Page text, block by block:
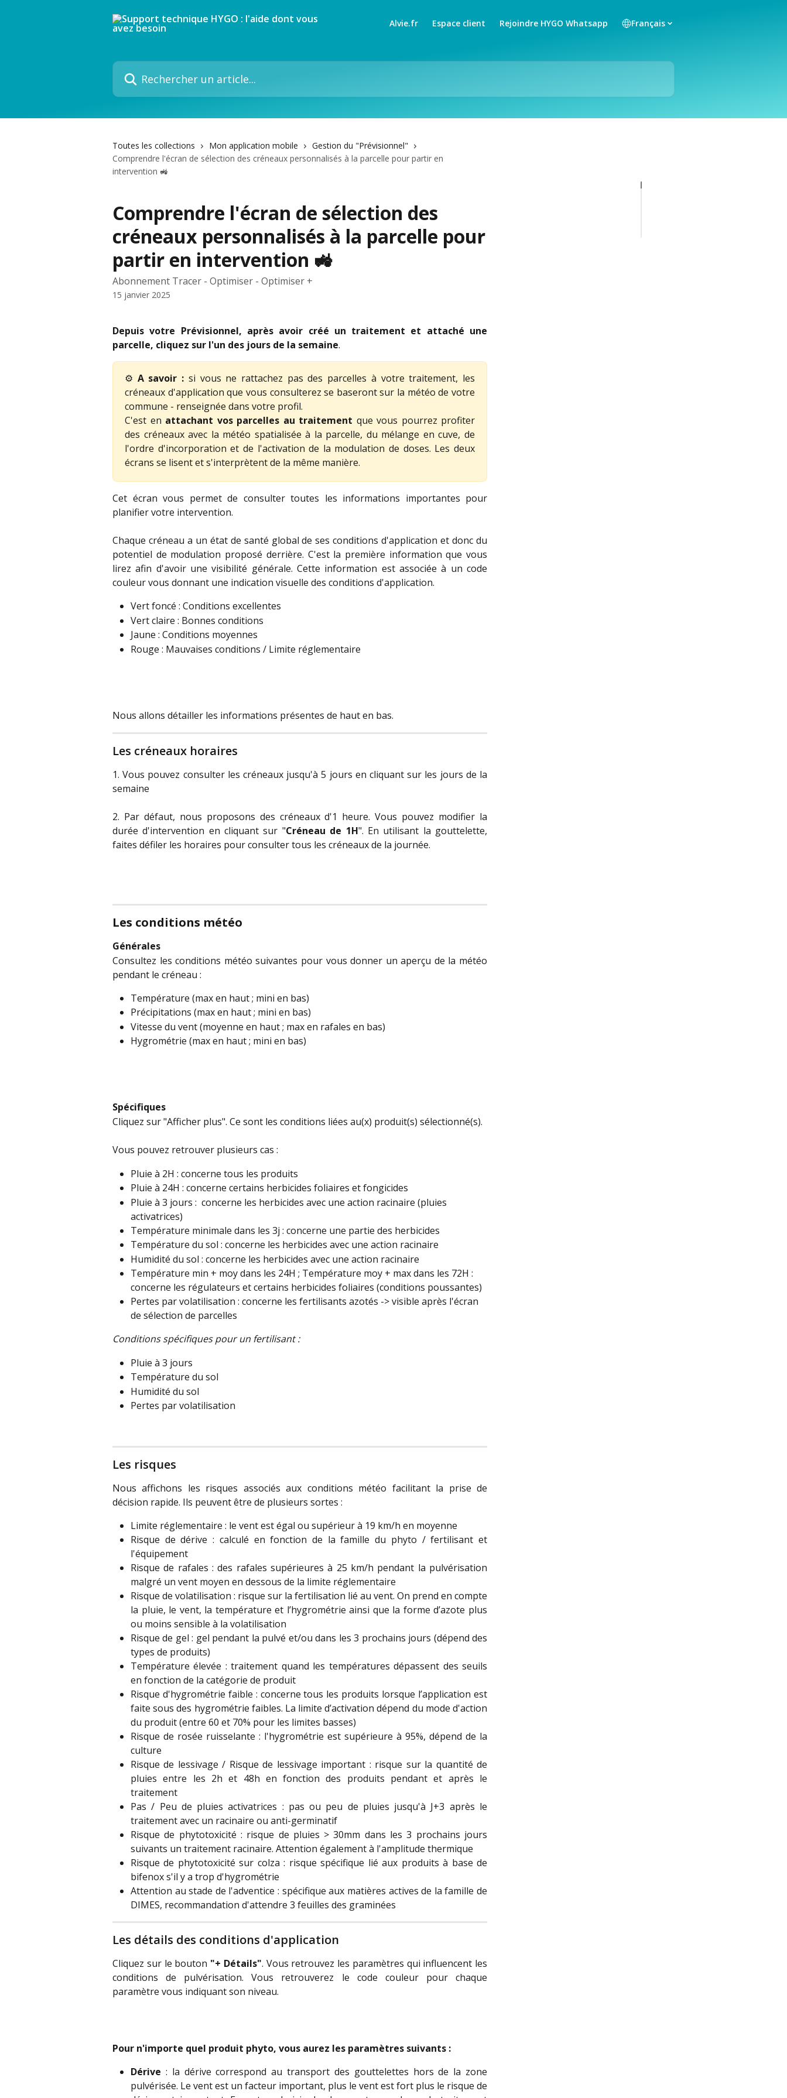
Alvie.fr Espace client Rejoindre HYGO Whatsapp Français
Rechercher un article...
Toutes les collections Mon application mobile
Gestion du "Prévisionnel"
Comprendre l'écran de sélection des créneaux personnalisés à la parcelle pour partir en
intervention 🚜
Comprendre l'écran de sélection des
créneaux personnalisés à la parcelle pour
partir en intervention 🚜
Abonnement Tracer - Optimiser - Optimiser +
15 janvier 2025
Depuis votre Prévisionnel, après avoir créé un traitement et attaché une
parcelle, cliquez sur l'un des jours de la semaine.
⚙️ A savoir : si vous ne rattachez pas des parcelles à votre traitement, les
créneaux d'application que vous consulterez se baseront sur la météo de votre
commune - renseignée dans votre profil.
C'est en attachant vos parcelles au traitement que vous pourrez profiter
des créneaux avec la météo spatialisée à la parcelle, du mélange en cuve, de
l'ordre d'incorporation et de l'activation de la modulation de doses. Les deux
écrans se lisent et s'interprètent de la même manière.
Cet écran vous permet de consulter toutes les informations importantes pour
planifier votre intervention.
Chaque créneau a un état de santé global de ses conditions d'application et donc du
potentiel de modulation proposé derrière. C'est la première information que vous
lirez afin d'avoir une visibilité générale. Cette information est associée à un code
couleur vous donnant une indication visuelle des conditions d'application.
Vert foncé : Conditions excellentes
Vert claire : Bonnes conditions
Jaune : Conditions moyennes
Rouge : Mauvaises conditions / Limite réglementaire
Nous allons détailler les informations présentes de haut en bas.
Les créneaux horaires
1. Vous pouvez consulter les créneaux jusqu'à 5 jours en cliquant sur les jours de la
semaine
2. Par défaut, nous proposons des créneaux d'1 heure. Vous pouvez modifier la
durée d'intervention en cliquant sur "Créneau de 1H". En utilisant la gouttelette,
faites défiler les horaires pour consulter tous les créneaux de la journée.
Les conditions météo
Générales
Consultez les conditions météo suivantes pour vous donner un aperçu de la météo
pendant le créneau :
Température (max en haut ; mini en bas)
Précipitations (max en haut ; mini en bas)
Vitesse du vent (moyenne en haut ; max en rafales en bas)
Hygrométrie (max en haut ; mini en bas)
Spécifiques
Cliquez sur "Afficher plus". Ce sont les conditions liées au(x) produit(s) sélectionné(s).
Vous pouvez retrouver plusieurs cas :
Pluie à 2H : concerne tous les produits
Pluie à 24H : concerne certains herbicides foliaires et fongicides
Pluie à 3 jours :  concerne les herbicides avec une action racinaire (pluies
activatrices)
Température minimale dans les 3j : concerne une partie des herbicides
Température du sol : concerne les herbicides avec une action racinaire
Humidité du sol : concerne les herbicides avec une action racinaire
Température min + moy dans les 24H ; Température moy + max dans les 72H :
concerne les régulateurs et certains herbicides foliaires (conditions poussantes)
Pertes par volatilisation : concerne les fertilisants azotés -> visible après l'écran
de sélection de parcelles
Conditions spécifiques pour un fertilisant :
Pluie à 3 jours
Température du sol
Humidité du sol
Pertes par volatilisation
Les risques
Nous affichons les risques associés aux conditions météo facilitant la prise de
décision rapide. Ils peuvent être de plusieurs sortes :
Limite réglementaire : le vent est égal ou supérieur à 19 km/h en moyenne
Risque de dérive : calculé en fonction de la famille du phyto / fertilisant et
l'équipement
Risque de rafales : des rafales supérieures à 25 km/h pendant la pulvérisation
malgré un vent moyen en dessous de la limite réglementaire
Risque de volatilisation : risque sur la fertilisation lié au vent. On prend en compte
la pluie, le vent, la température et l’hygrométrie ainsi que la forme d’azote plus
ou moins sensible à la volatilisation
Risque de gel : gel pendant la pulvé et/ou dans les 3 prochains jours (dépend des
types de produits)
Température élevée : traitement quand les températures dépassent des seuils
en fonction de la catégorie de produit
Risque d'hygrométrie faible : concerne tous les produits lorsque l’application est
faite sous des hygrométrie faibles. La limite d’activation dépend du mode d'action
du produit (entre 60 et 70% pour les limites basses)
Risque de rosée ruisselante : l'hygrométrie est supérieure à 95%, dépend de la
culture
Risque de lessivage / Risque de lessivage important : risque sur la quantité de
pluies entre les 2h et 48h en fonction des produits pendant et après le
traitement
Pas / Peu de pluies activatrices : pas ou peu de pluies jusqu'à J+3 après le
traitement avec un racinaire ou anti-germinatif
Risque de phytotoxicité : risque de pluies > 30mm dans les 3 prochains jours
suivants un traitement racinaire. Attention également à l'amplitude thermique
Risque de phytotoxicité sur colza : risque spécifique lié aux produits à base de
bifenox s'il y a trop d'hygrométrie
Attention au stade de l'adventice : spécifique aux matières actives de la famille de
DIMES, recommandation d'attendre 3 feuilles des graminées
Les détails des conditions d'application
Cliquez sur le bouton "+ Détails". Vous retrouvez les paramètres qui influencent les
conditions de pulvérisation. Vous retrouverez le code couleur pour chaque
paramètre vous indiquant son niveau.
Pour n'importe quel produit phyto, vous aurez les paramètres suivants :
Dérive : la dérive correspond au transport des gouttelettes hors de la zone
pulvérisée. Le vent est un facteur important, plus le vent est fort plus le risque de